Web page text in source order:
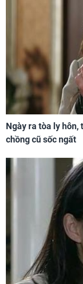
Ngày ra tòa ly
chồng cũ sốc ngất